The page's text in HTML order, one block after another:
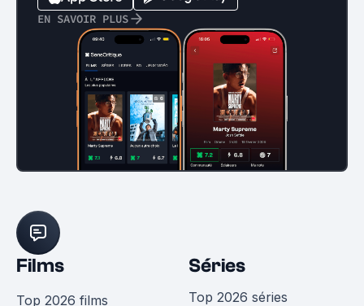
EN SAVOIR PLUS
Films
Top 2026 films
Séries
Top 2026 séries